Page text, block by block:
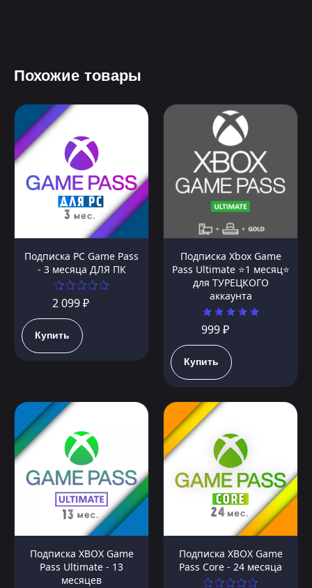
Похожие товары
Подписка PC Game Pass
- 3 месяца ДЛЯ ПК
2 099 ₽
Купить
Подписка Xbox Game
Pass Ultimate ⭐1 месяц⭐
для ТУРЕЦКОГО
аккаунта
999 ₽
Купить
Подписка XBOX Game
Pass Ultimate - 13
месяцев
Подписка XBOX Game
Pass Core - 24 месяца